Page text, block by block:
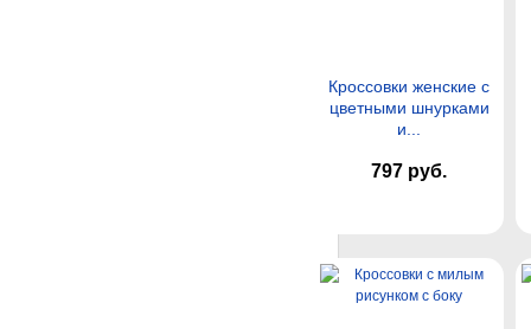
Кроссовки женские с
цветными шнурками
и...
797 руб.